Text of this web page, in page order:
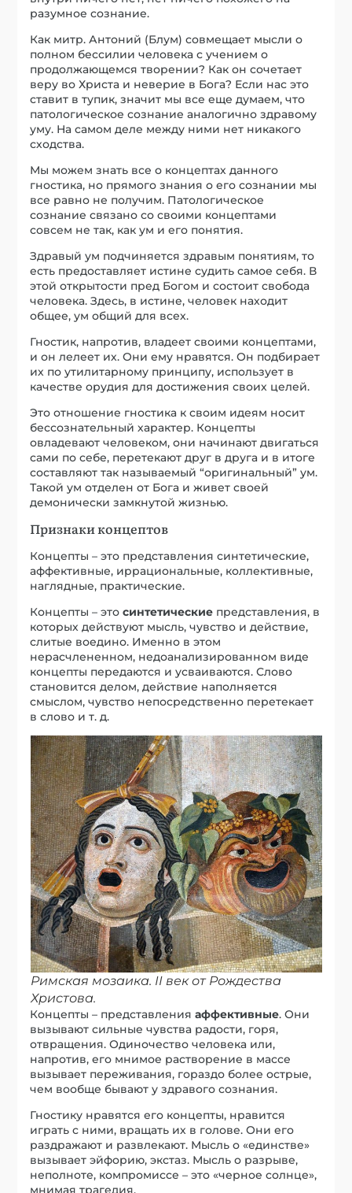
разумное сознание.
Как митр. Антоний (Блум) совмещает мысли о
полном бессилии человека с учением о
продолжающемся творении? Как он сочетает
веру во Христа и неверие в Бога? Если нас это
ставит в тупик, значит мы все еще думаем, что
патологическое сознание аналогично здравому
уму. На самом деле между ними нет никакого
сходства.
Мы можем знать все о концептах данного
гностика, но прямого знания о его сознании мы
все равно не получим. Патологическое
сознание связано со своими концептами
совсем не так, как ум и его понятия.
Здравый ум подчиняется здравым понятиям, то
есть предоставляет истине судить самое себя. В
этой открытости пред Богом и состоит свобода
человека. Здесь, в истине, человек находит
общее, ум общий для всех.
Гностик, напротив, владеет своими концептами,
и он лелеет их. Они ему нравятся. Он подбирает
их по утилитарному принципу, использует в
качестве орудия для достижения своих целей.
Это отношение гностика к своим идеям носит
бессознательный характер. Концепты
овладевают человеком, они начинают двигаться
сами по себе, перетекают друг в друга и в итоге
составляют так называемый “оригинальный” ум.
Такой ум отделен от Бога и живет своей
демонически замкнутой жизнью.
Признаки концептов
Концепты – это представления синтетические,
аффективные, иррациональные, коллективные,
наглядные, практические.
Концепты – этосинтетические представления, в
которых действуют мысль, чувство и действие,
слитые воедино. Именно в этом
нерасчлененном, недоанализированном виде
концепты передаются и усваиваются. Слово
становится делом, действие наполняется
смыслом, чувство непосредственно перетекает
в слово и т. д.
Римская мозаика. II век от Рождества
Христова.
Концепты – представленияаффективные. Они
вызывают сильные чувства радости, горя,
отвращения. Одиночество человека или,
напротив, его мнимое растворение в массе
вызывает переживания, гораздо более острые,
чем вообще бывают у здравого сознания.
Гностику нравятся его концепты, нравится
играть с ними, вращать их в голове. Они его
раздражают и развлекают. Мысль о «единстве»
вызывает эйфорию, экстаз. Мысль о разрыве,
неполноте, компромиссе – это «черное солнце»,
мнимая трагедия.